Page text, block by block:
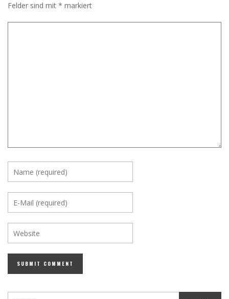
Felder sind mit * markiert